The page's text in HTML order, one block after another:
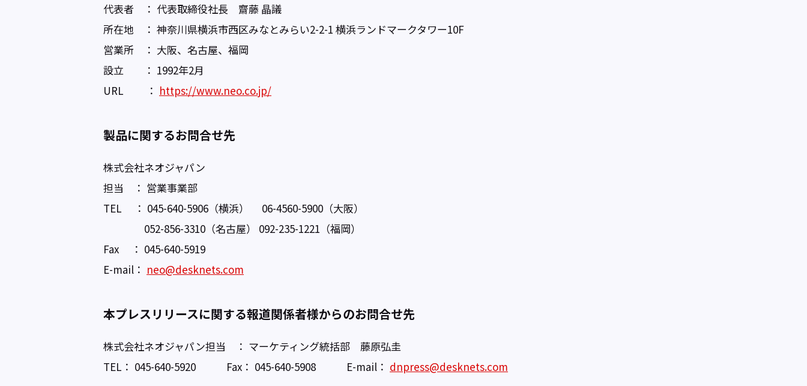
代表者 ： 代表取締役社長 齋藤 晶議
所在地 ： 神奈川県横浜市西区みなとみらい2-2-1 横浜ランドマークタワー10F
営業所 ： 大阪、名古屋、福岡
設立 ： 1992年2月
URL ： https://www.neo.co.jp/
製品に関するお問合せ先
株式会社ネオジャパン
担当 ： 営業事業部
TEL ： 045-640-5906（横浜） 06-4560-5900（大阪）
052-856-3310（名古屋） 092-235-1221（福岡）
Fax ： 045-640-5919
E-mail： neo@desknets.com
本プレスリリースに関する報道関係者様からのお問合せ先
株式会社ネオジャパン担当 ： マーケティング統括部 藤原弘圭
TEL： 045-640-5920 Fax： 045-640-5908 E-mail： dnpress@desknets.com